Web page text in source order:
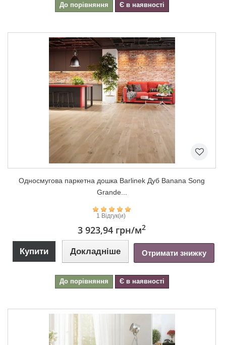
До порівняння Є в наявності
Односмугова паркетна дошка Barlinek Дуб Banana Song
Grande...
1 Відгук(и)
3 923,94 грн/м2
Купити Докладніше Отримати знижку
До порівняння Є в наявності